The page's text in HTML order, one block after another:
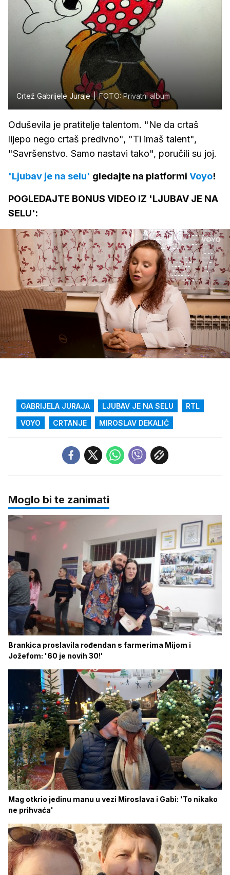
Crtež Gabrijele Juraje FOTO: Privatni album
Oduševila je pratitelje talentom. "Ne da crtaš
lijepo nego crtaš predivno", "Ti imaš talent",
"Savršenstvo. Samo nastavi tako", poručili su joj.
'Ljubav je na selu' gledajte na platformi Voyo!
POGLEDAJTE BONUS VIDEO IZ 'LJUBAV JE NA
SELU':
Upali
zvuk
Loaded
13.93%
GABRIJELA JURAJA LJUBAV JE NA SELU
RTL
VOYO
CRTANJE MIROSLAV DEKALIĆ
Moglo bi te zanimati
Brankica proslavila rođendan s farmerima Mijom i
Jožefom: '60 je novih 30!'
Mag otkrio jedinu manu u vezi Miroslava i Gabi: 'To nikako
ne prihvaća'